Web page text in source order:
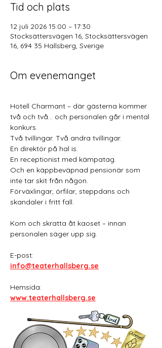
Tid och plats
12 juli 2026 15:00 – 17:30
Stocksättersvägen 16, Stocksättersvägen
16, 694 35 Hallsberg, Sverige
Om evenemanget
Hotell Charmant – där gästerna kommer
två och två… och personalen går i mental
konkurs.
Två tvillingar. Två andra tvillingar.
En direktör på hal is.
En receptionist med kämpatag.
Och en käppbeväpnad pensionär som
inte tar skit från någon.
Förväxlingar, örfilar, steppdans och
skandaler i fritt fall.
Kom och skratta åt kaoset – innan
personalen säger upp sig.
E-post:
info@teaterhallsberg.se
Hemsida:
www.teaterhallsberg.se